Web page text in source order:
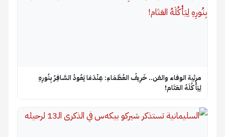
​مرثية الوفاء والفن.. خَرِيفُ العُظَمَاءِ: عِنْدَمَا يَعُودُ السَّافِرُ بِنُورِهِ
لِيَأْكُلَهُ العَتَام!